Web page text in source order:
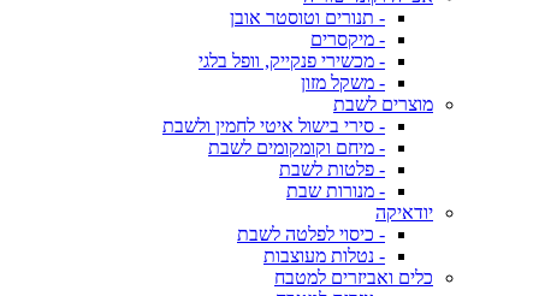
- תנורים וטוסטר אובן
- מיקסרים
- מכשירי פנקייק, וופל בלגי
- משקל מזון
מוצרים לשבת
- סירי בישול איטי לחמין ולשבת
- מיחם וקומקומים לשבת
- פלטות לשבת
- מנורות שבת
יודאיקה
- כיסוי לפלטה לשבת
- נטלות מעוצבות
כלים ואביזרים למטבח